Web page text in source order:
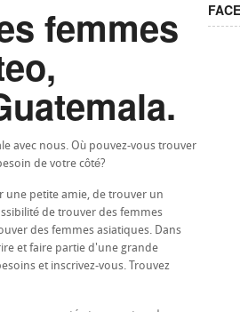
femmes
avec nous. Où pouvez-vous trouver
de votre côté?
une petite amie, de trouver un
de trouver des femmes
des femmes asiatiques. Dans
et faire partie d'une grande
et inscrivez-vous. Trouvez